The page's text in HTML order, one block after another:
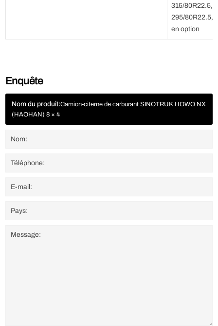
315/80R22.5,
295/80R22.5,
en option
Enquête
Nom du produit:Camion-citerne de carburant SINOTRUK HOWO NX
(HAOHAN) 8 × 4